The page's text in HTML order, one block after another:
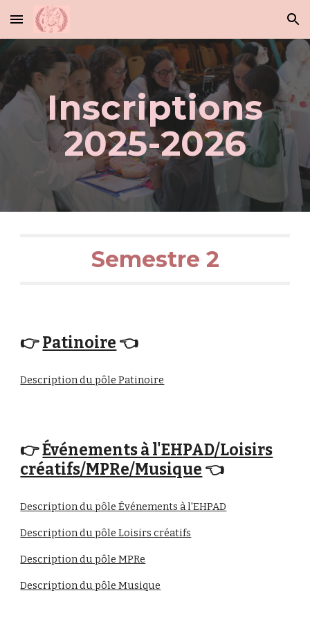
Skip to main content Skip to navigation
Inscriptions
2025-2026
Semestre 2
👉Patinoire 👈
Description du pôle Patinoire
👉Événements à l'EHPAD/Loisirs
créatifs/MPRe/Musique 👈
Description du pôle Événements à l'EHPAD
Description du pôle Loisirs créatifs
Description du pôle MPRe
Description du pôle Musique